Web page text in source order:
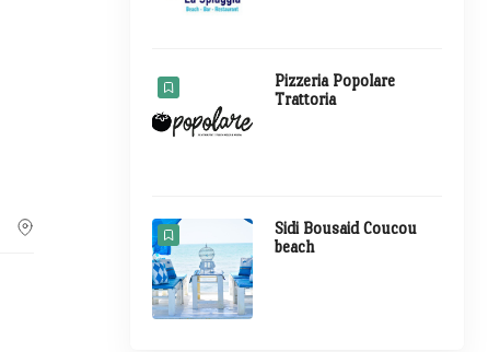
Pizzeria Popolare
Trattoria
Sidi Bousaid Coucou
beach